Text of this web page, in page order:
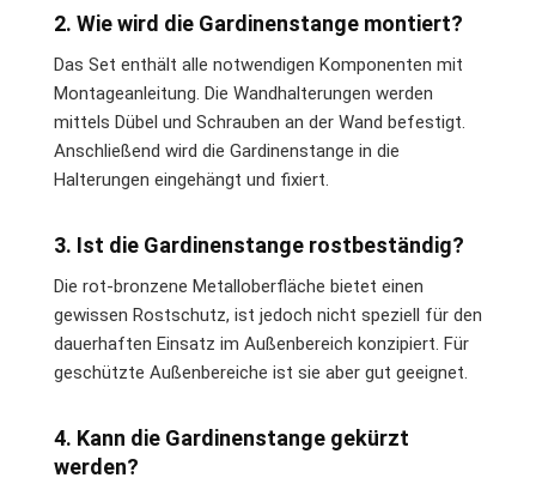
2. Wie wird die Gardinenstange montiert?
Das Set enthält alle notwendigen Komponenten mit
Montageanleitung. Die Wandhalterungen werden
mittels Dübel und Schrauben an der Wand befestigt.
Anschließend wird die Gardinenstange in die
Halterungen eingehängt und fixiert.
3. Ist die Gardinenstange rostbeständig?
Die rot-bronzene Metalloberfläche bietet einen
gewissen Rostschutz, ist jedoch nicht speziell für den
dauerhaften Einsatz im Außenbereich konzipiert. Für
geschützte Außenbereiche ist sie aber gut geeignet.
4. Kann die Gardinenstange gekürzt
werden?